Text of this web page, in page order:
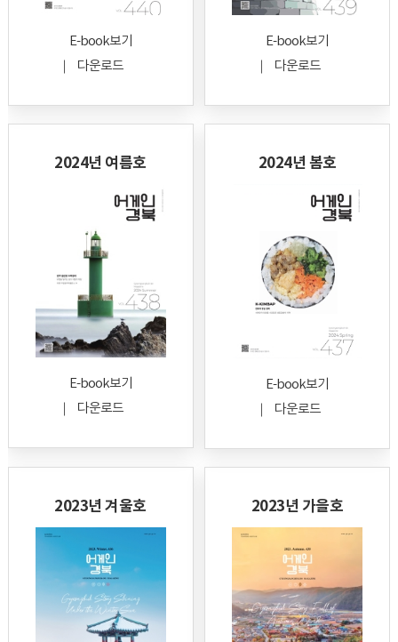
E-book보기
다운로드
E-book보기
다운로드
2024년 여름호
E-book보기
다운로드
2024년 봄호
E-book보기
다운로드
2023년 겨울호 2023년 가을호